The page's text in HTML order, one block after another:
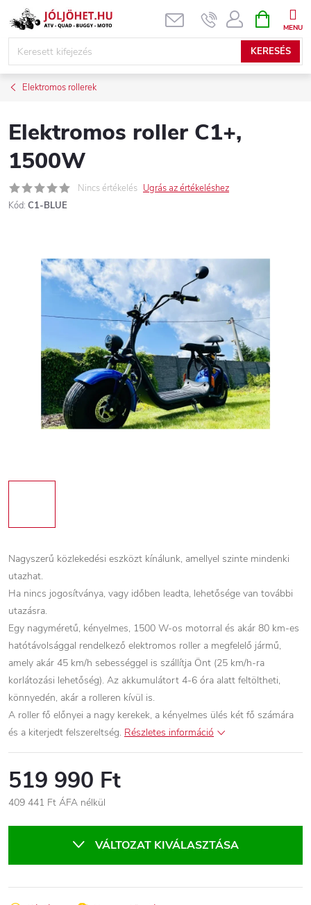
Ugrás
KERESÉS
KOSÁR
Elektromos rollerek
Elektromos roller C1+,
1500W
Nincs értékelés Ugrás az értékeléshez
Kód: C1-BLUE
Nagyszerű közlekedési eszközt kínálunk, amellyel szinte mindenki
utazhat.
Ha nincs jogosítványa, vagy időben leadta, lehetősége van további
utazásra.
Egy nagyméretű, kényelmes, 1500 W-os motorral és akár 80 km-es
hatótávolsággal rendelkező elektromos roller a megfelelő jármű,
amely akár 45 km/h sebességgel is szállítja Önt (25 km/h-ra
korlátozási lehetőség). Az akkumulátort 4-6 óra alatt feltöltheti,
könnyedén, akár a rolleren kívül is.
A roller fő előnyei a nagy kerekek, a kényelmes ülés két fő számára
és a kiterjedt felszereltség. Részletes információ
519 990 Ft
409 441 Ft ÁFA nélkül
VÁLTOZAT KIVÁLASZTÁSA